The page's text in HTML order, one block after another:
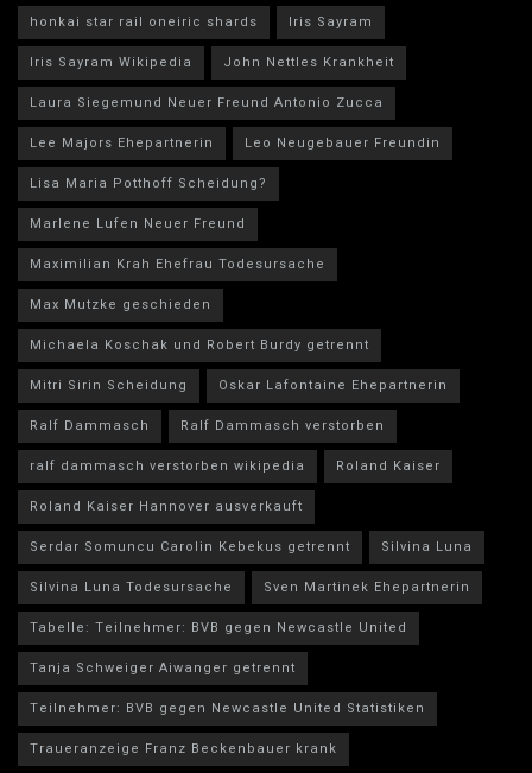
honkai star rail oneiric shards
Iris Sayram
Iris Sayram Wikipedia
John Nettles Krankheit
Laura Siegemund Neuer Freund Antonio Zucca
Lee Majors Ehepartnerin
Leo Neugebauer Freundin
Lisa Maria Potthoff Scheidung?
Marlene Lufen Neuer Freund
Maximilian Krah Ehefrau Todesursache
Max Mutzke geschieden
Michaela Koschak und Robert Burdy getrennt
Mitri Sirin Scheidung
Oskar Lafontaine Ehepartnerin
Ralf Dammasch
Ralf Dammasch verstorben
ralf dammasch verstorben wikipedia
Roland Kaiser
Roland Kaiser Hannover ausverkauft
Serdar Somuncu Carolin Kebekus getrennt
Silvina Luna
Silvina Luna Todesursache
Sven Martinek Ehepartnerin
Tabelle: Teilnehmer: BVB gegen Newcastle United
Tanja Schweiger Aiwanger getrennt
Teilnehmer: BVB gegen Newcastle United Statistiken
Traueranzeige Franz Beckenbauer krank